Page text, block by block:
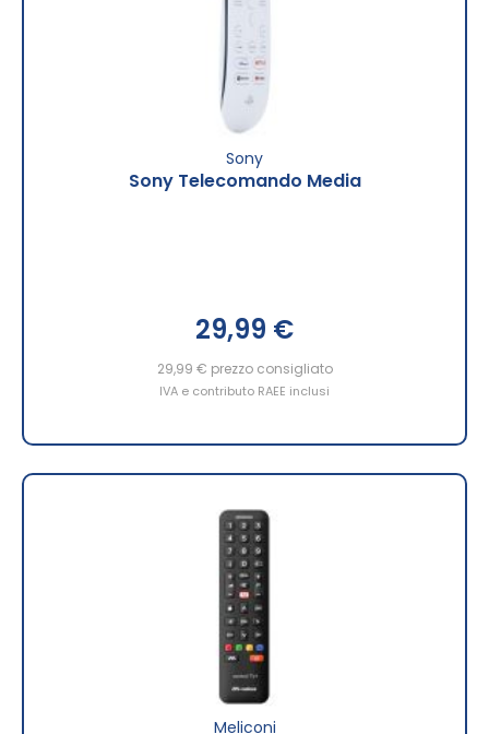
Sony
Sony Telecomando Media
29,99 €
29,99 € prezzo consigliato
IVA e contributo RAEE inclusi
Meliconi